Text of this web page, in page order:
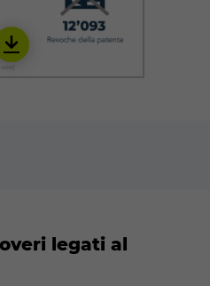
Download
IALC05_it
legati al